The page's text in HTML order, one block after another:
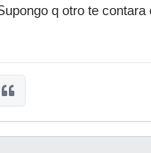
q otro te contara